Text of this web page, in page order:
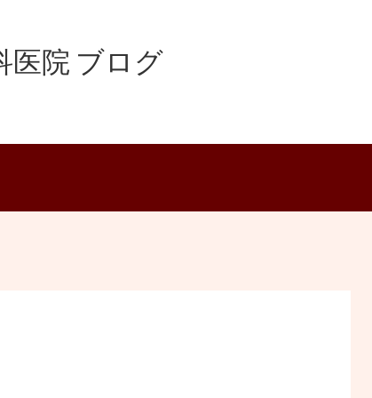
医院 ブログ